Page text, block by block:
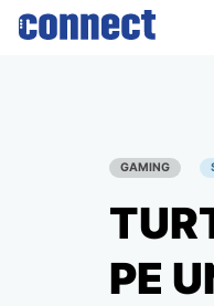
Skip
GAMING
PE